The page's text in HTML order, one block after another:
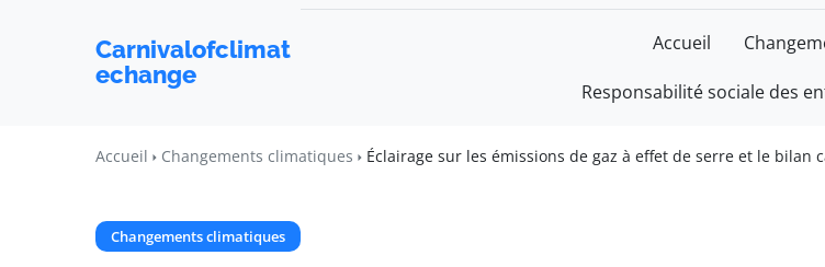
Carnivalofclimat
echange
Accueil
Responsabilité sociale des
Accueil Changements climatiques Éclairage sur les émissions de gaz à effet de serre et le bilan
Changements climatiques